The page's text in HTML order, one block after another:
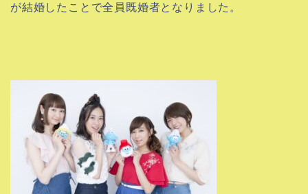
が結婚したことで全員既婚者となりました。